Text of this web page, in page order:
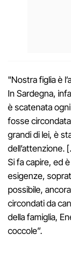
"Nostra figlia è
In Sardegna,
è scatenata
fosse
grandi di lei, è
dell’attenzione.
Si fa capire, ed
esigenze,
possibile,
circondati da
della famiglia,
coccole”.